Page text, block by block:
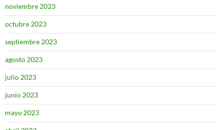
noviembre 2023
octubre 2023
septiembre 2023
agosto 2023
julio 2023
junio 2023
mayo 2023